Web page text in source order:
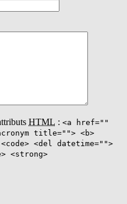
HTML : <a href=""
title=""> <b>
<del datetime="">
<strong>